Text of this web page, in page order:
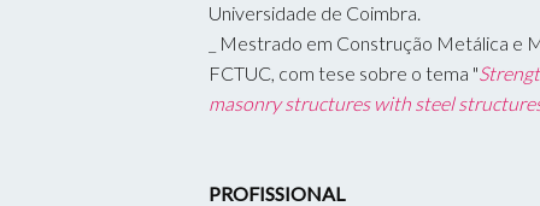
Universidade de Coimbra.
_ Mestrado em Construção Metálica e
FCTUC, com tese sobre o tema "
masonry structures with steel
PROFISSIONAL